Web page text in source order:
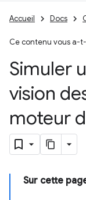
Accueil Docs
Ce contenu vous a-
Simuler
vision
moteur
Sur cette